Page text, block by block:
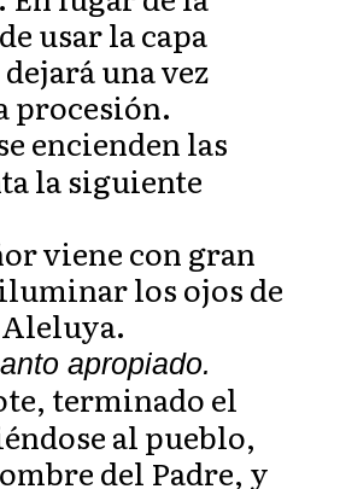
usar la capa
una vez
procesión.
encienden las
la siguiente
viene con gran
los ojos de
apropiado.
terminado el
al pueblo,
del Padre, y